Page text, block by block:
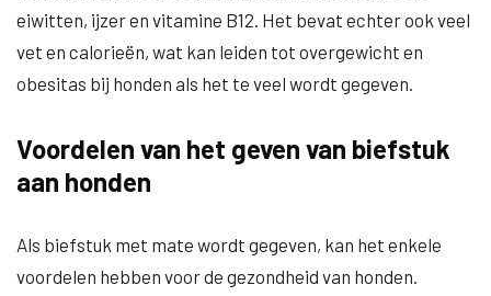
eiwitten, ijzer en vitamine B12. Het bevat echter ook veel
vet en calorieën, wat kan leiden tot overgewicht en
obesitas bij honden als het te veel wordt gegeven.
Voordelen van het geven van biefstuk
aan honden
Als biefstuk met mate wordt gegeven, kan het enkele
voordelen hebben voor de gezondheid van honden.